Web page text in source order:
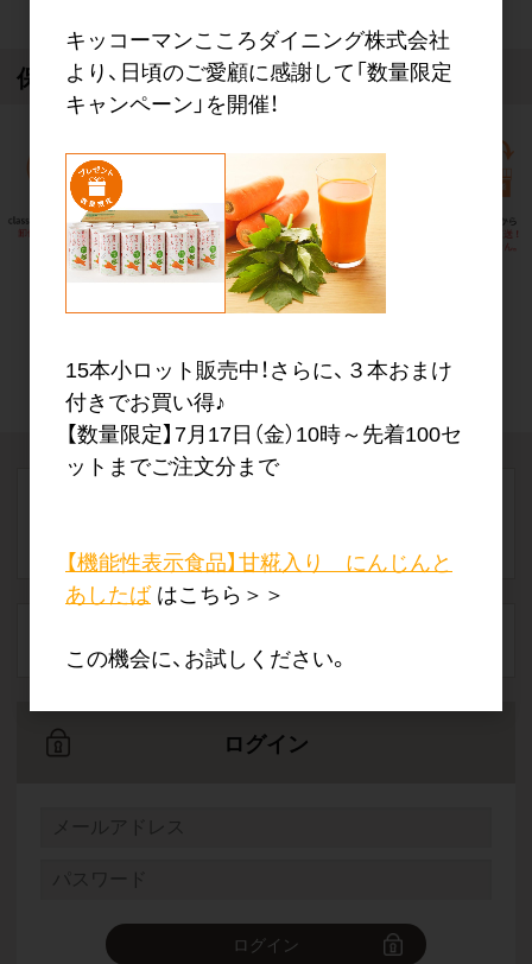
保険薬局 仕入れマーケットの特徴
詳しく見る
※パスワードの再設定※
ログイン
ログイン
キッコーマンこころダイニング株式会社
より、日頃のご愛顧に感謝して「数量限定
キャンペーン」を開催！
15本小ロット販売中！さらに、３本おまけ
付きでお買い得♪
【数量限定】7月17日（金）10時～先着100セ
ットまでご注文分まで
【機能性表示食品】甘糀入り にんじんと
あしたばはこちら＞＞
この機会に、お試しください。